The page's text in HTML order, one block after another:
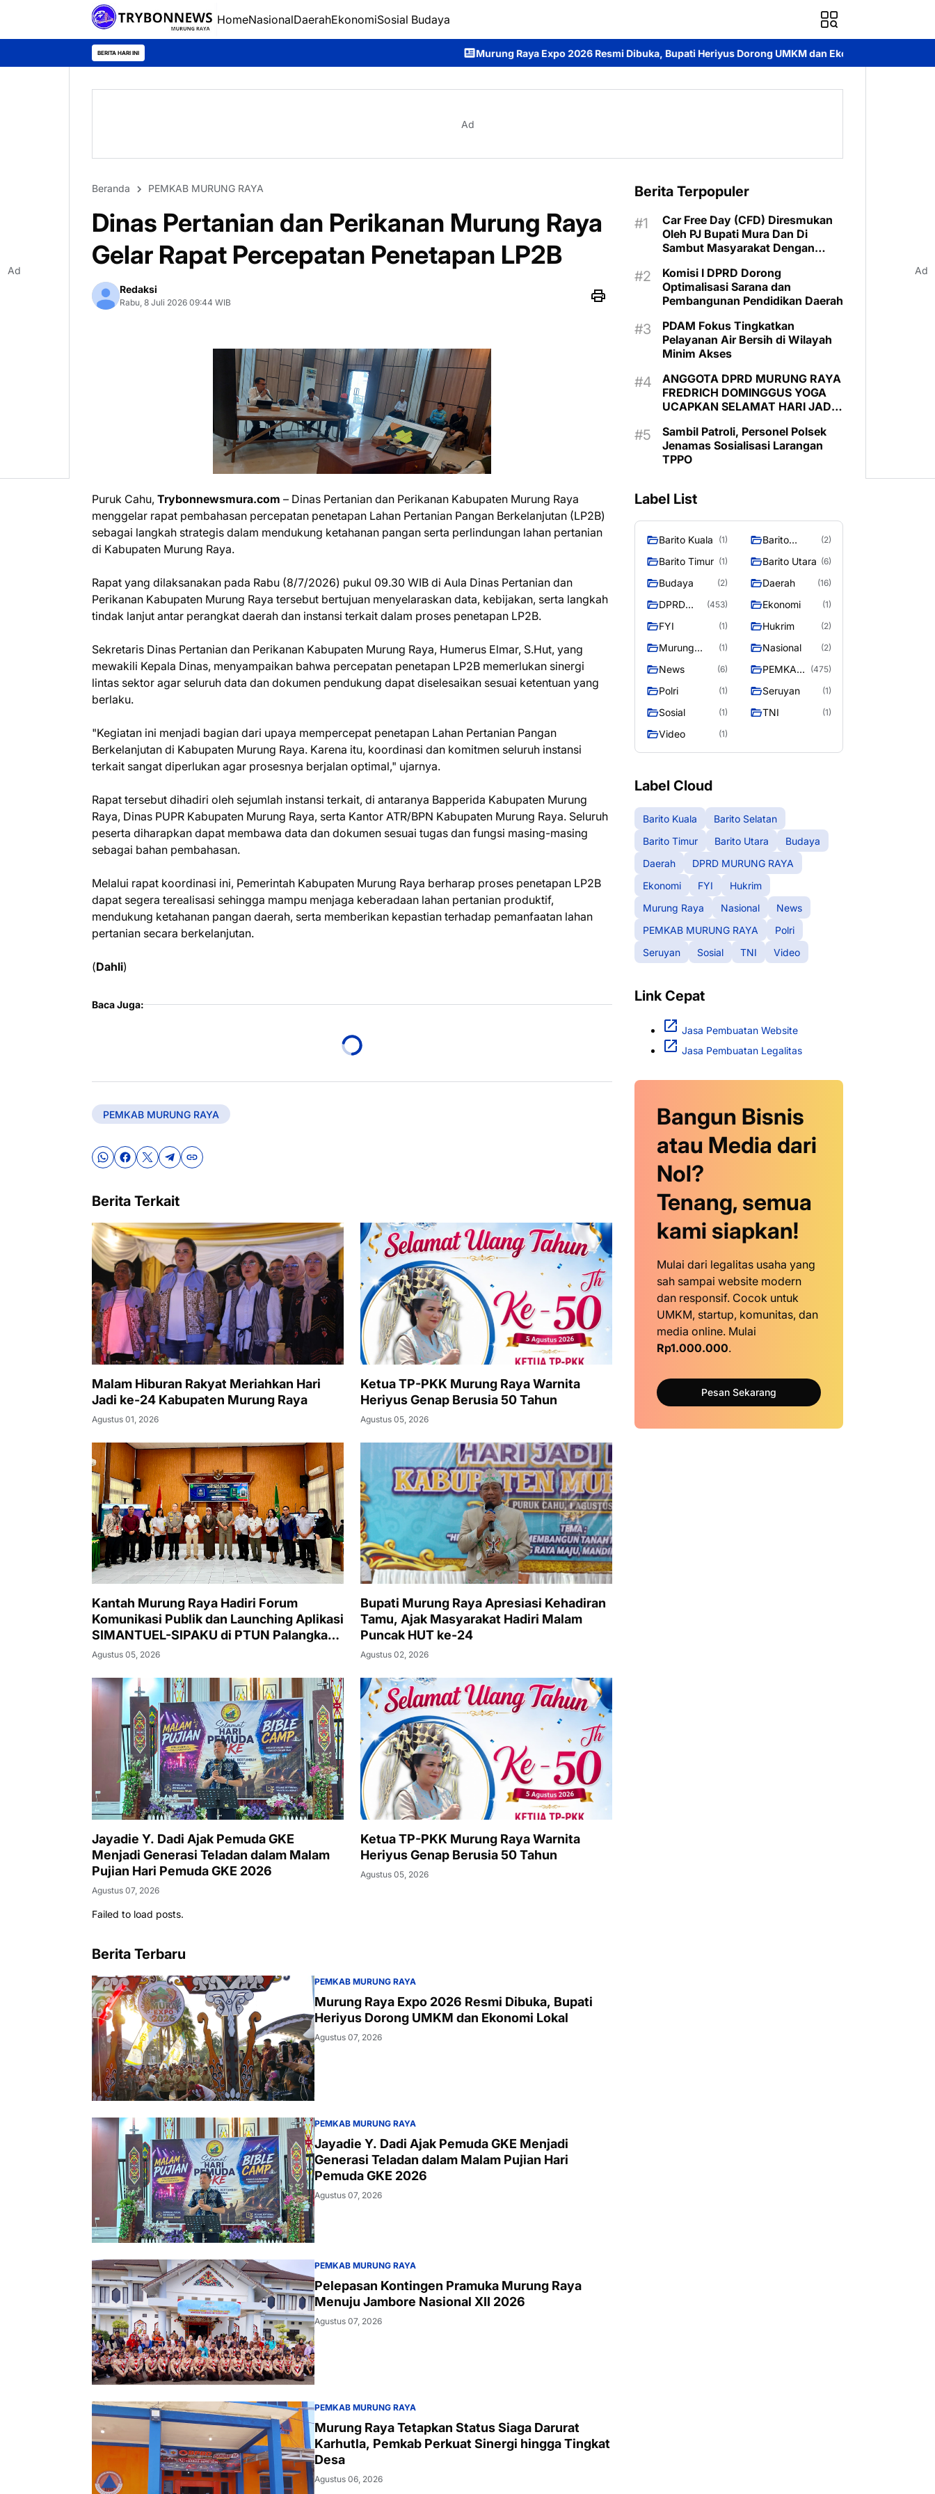
HomeNasionalDaerahEkonomiSosial Budaya
BERITA HARI INI Murung Raya Expo 2026 Resmi Dibuka, Bupati Heriyus Dorong UMKM dan Ekonomi Lokal Jayadie Y. Dadi Ajak
Ad
Beranda PEMKAB MURUNG RAYA
Dinas Pertanian dan Perikanan Murung Raya
Gelar Rapat Percepatan Penetapan LP2B
Redaksi
Rabu, 8 Juli 2026 09:44 WIB
Puruk Cahu, Trybonnewsmura.com – Dinas Pertanian dan Perikanan Kabupaten Murung Raya
menggelar rapat pembahasan percepatan penetapan Lahan Pertanian Pangan Berkelanjutan (LP2B)
sebagai langkah strategis dalam mendukung ketahanan pangan serta perlindungan lahan pertanian
di Kabupaten Murung Raya.
Rapat yang dilaksanakan pada Rabu (8/7/2026) pukul 09.30 WIB di Aula Dinas Pertanian dan
Perikanan Kabupaten Murung Raya tersebut bertujuan menyelaraskan data, kebijakan, serta langkah
tindak lanjut antar perangkat daerah dan instansi terkait dalam proses penetapan LP2B.
Sekretaris Dinas Pertanian dan Perikanan Kabupaten Murung Raya, Humerus Elmar, S.Hut, yang
mewakili Kepala Dinas, menyampaikan bahwa percepatan penetapan LP2B memerlukan sinergi
lintas sektor agar seluruh data dan dokumen pendukung dapat diselesaikan sesuai ketentuan yang
berlaku.
"Kegiatan ini menjadi bagian dari upaya mempercepat penetapan Lahan Pertanian Pangan
Berkelanjutan di Kabupaten Murung Raya. Karena itu, koordinasi dan komitmen seluruh instansi
terkait sangat diperlukan agar prosesnya berjalan optimal," ujarnya.
Rapat tersebut dihadiri oleh sejumlah instansi terkait, di antaranya Bapperida Kabupaten Murung
Raya, Dinas PUPR Kabupaten Murung Raya, serta Kantor ATR/BPN Kabupaten Murung Raya. Seluruh
peserta diharapkan dapat membawa data dan dokumen sesuai tugas dan fungsi masing-masing
sebagai bahan pembahasan.
Melalui rapat koordinasi ini, Pemerintah Kabupaten Murung Raya berharap proses penetapan LP2B
dapat segera terealisasi sehingga mampu menjaga keberadaan lahan pertanian produktif,
mendukung ketahanan pangan daerah, serta memberikan kepastian terhadap pemanfaatan lahan
pertanian secara berkelanjutan.
(Dahli)
Baca Juga:
PEMKAB MURUNG RAYA
Berita Terkait
Malam Hiburan Rakyat Meriahkan Hari
Jadi ke-24 Kabupaten Murung Raya
Agustus 01, 2026
Ketua TP-PKK Murung Raya Warnita
Heriyus Genap Berusia 50 Tahun
Agustus 05, 2026
Kantah Murung Raya Hadiri Forum
Komunikasi Publik dan Launching Aplikasi
SIMANTUEL-SIPAKU di PTUN Palangka
Raya
Agustus 05, 2026
Bupati Murung Raya Apresiasi Kehadiran
Tamu, Ajak Masyarakat Hadiri Malam
Puncak HUT ke-24
Agustus 02, 2026
Jayadie Y. Dadi Ajak Pemuda GKE
Menjadi Generasi Teladan dalam Malam
Pujian Hari Pemuda GKE 2026
Agustus 07, 2026
Ketua TP-PKK Murung Raya Warnita
Heriyus Genap Berusia 50 Tahun
Agustus 05, 2026
Failed to load posts.
Berita Terbaru
PEMKAB MURUNG RAYA
Murung Raya Expo 2026 Resmi Dibuka, Bupati
Heriyus Dorong UMKM dan Ekonomi Lokal
Agustus 07, 2026
PEMKAB MURUNG RAYA
Jayadie Y. Dadi Ajak Pemuda GKE Menjadi
Generasi Teladan dalam Malam Pujian Hari
Pemuda GKE 2026
Agustus 07, 2026
PEMKAB MURUNG RAYA
Pelepasan Kontingen Pramuka Murung Raya
Menuju Jambore Nasional XII 2026
Agustus 07, 2026
PEMKAB MURUNG RAYA
Murung Raya Tetapkan Status Siaga Darurat
Karhutla, Pemkab Perkuat Sinergi hingga Tingkat
Desa
Agustus 06, 2026
Berita Terpopuler
Car Free Day (CFD) Diresmukan
Oleh PJ Bupati Mura Dan Di
Sambut Masyarakat Dengan
Komisi I DPRD Dorong
Optimalisasi Sarana dan
Pembangunan Pendidikan Daerah
PDAM Fokus Tingkatkan
Pelayanan Air Bersih di Wilayah
Minim Akses
ANGGOTA DPRD MURUNG RAYA
FREDRICH DOMINGGUS YOGA
UCAPKAN SELAMAT HARI JADI
RAYA
Sambil Patroli, Personel Polsek
Jenamas Sosialisasi Larangan
TPPO
Label List
Barito Kuala (1)
Barito
(2)
Barito Timur (1) Barito Utara (6)
Budaya (2) Daerah (16)
DPRD
RAYA
(453) Ekonomi (1)
FYI (1) Hukrim (2)
Murung
(1) Nasional (2)
News (6)
PEMKAB
RAYA
(475)
Polri (1) Seruyan (1)
Sosial (1) TNI (1)
Video (1)
Label Cloud
Barito Kuala
Barito Selatan
Barito Timur
Barito Utara
Budaya
Daerah
DPRD MURUNG RAYA
Ekonomi
FYI
Hukrim
Murung Raya
Nasional
News
PEMKAB MURUNG RAYA
Polri
Seruyan
Sosial TNI Video
Link Cepat
Jasa Pembuatan Website
Jasa Pembuatan Legalitas
Bangun Bisnis
atau Media dari
Nol?
Tenang, semua
kami siapkan!
Mulai dari legalitas usaha yang
sah sampai website modern
dan responsif. Cocok untuk
UMKM, startup, komunitas, dan
media online. Mulai
Rp1.000.000.
Pesan Sekarang
Ad Ad